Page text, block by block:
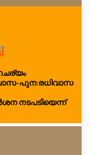
പുന:രധിവാസ
നടപടിയെന്ന്